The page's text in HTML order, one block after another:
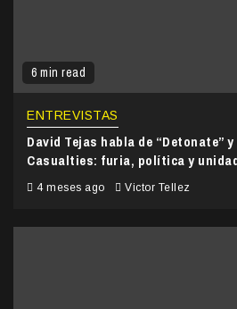
6 min read
ENTREVISTAS
David Tejas habla de “Detonate”
Casualties: furia, política y
4 meses ago Victor Tellez